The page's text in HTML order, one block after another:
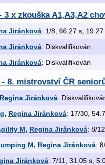
x zkouška A1,A3,A2
Jiránková: 1/8, 66.27 s,
Jiránková: Diskvalifikován
Jiránková: Diskvalifikován
- 8. mistrovství ČR
Regina Jiránková:
, Regina Jiránková: 17/30,
M, Regina Jiránková: 8/
M, Regina Jiránková:
Jiránková: 7/11, 31.05 s,